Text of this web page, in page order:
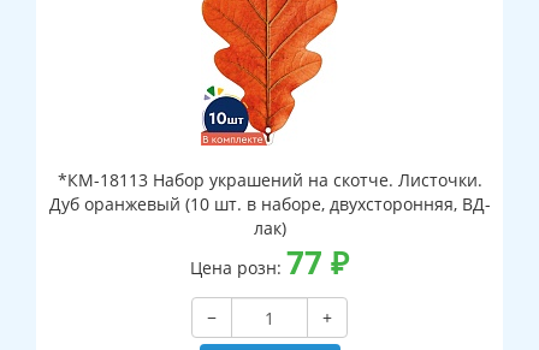
*КМ-18113 Набор украшений на скотче. Листочки.
Дуб оранжевый (10 шт. в наборе, двухсторонняя, ВД-
лак)
Цена розн: 77 ₽
−
+